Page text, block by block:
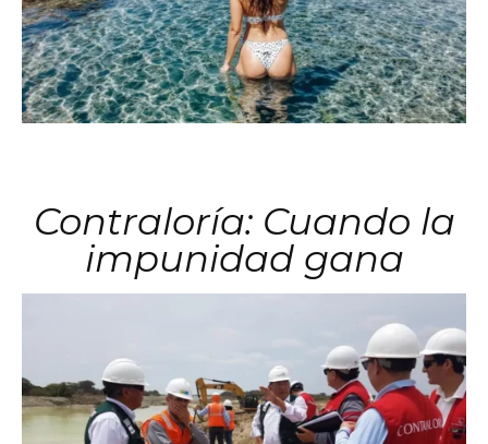
Contraloría: Cuando la
impunidad gana